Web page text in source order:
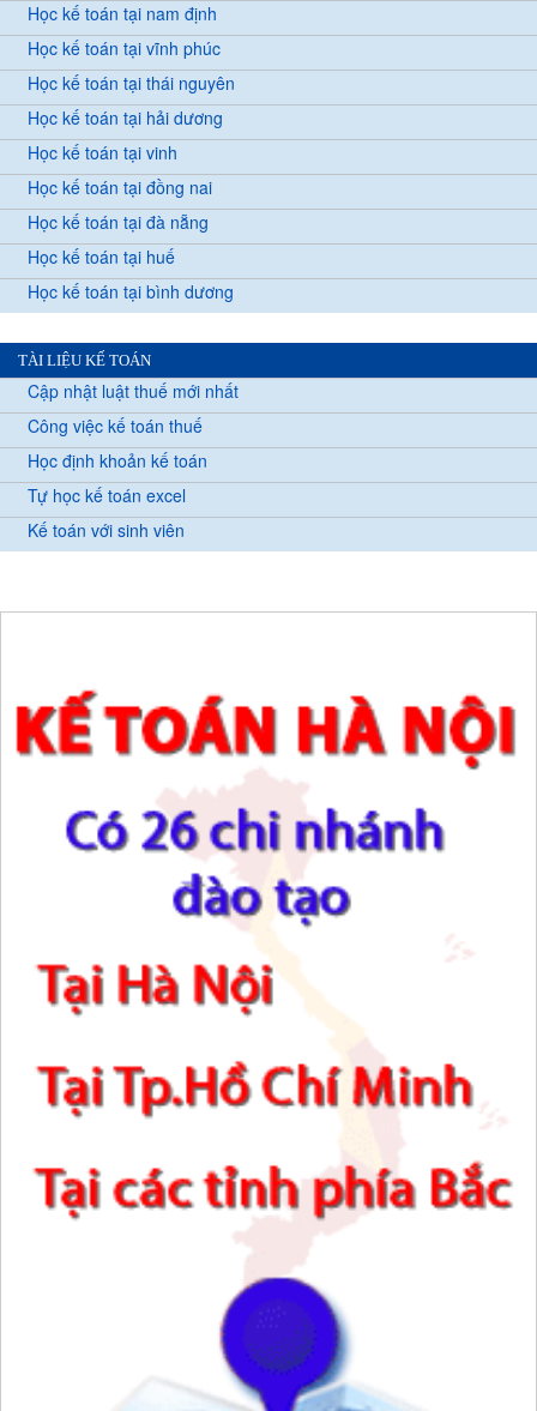
Học kế toán tại nam định
Học kế toán tại vĩnh phúc
Học kế toán tại thái nguyên
Học kế toán tại hải dương
Học kế toán tại vinh
Học kế toán tại đồng nai
Học kế toán tại đà nẵng
Học kế toán tại huế
Học kế toán tại bình dương
TÀI LIỆU KẾ TOÁN
Cập nhật luật thuế mới nhất
Công việc kế toán thuế
Học định khoản kế toán
Tự học kế toán excel
Kế toán với sinh viên